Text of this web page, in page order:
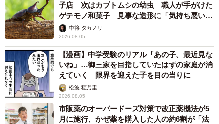
子店 次はカブトムシの幼虫 職人が手がけた
ゲテモノ和菓子 見事な造形に「気持ち悪いく
らいリアル」
中将 タカノリ
2026.08.05
【漫画】中学受験のリアル「あの子、最近見な
いね」…御三家を目指していたはずの家庭が消
えていく 限界を迎えた子を目の当りに
松波 穂乃圭
2026.08.05
市販薬のオーバードーズ対策で改正薬機法が5
月に施行、かぜ薬を購入した人の約6割が「法